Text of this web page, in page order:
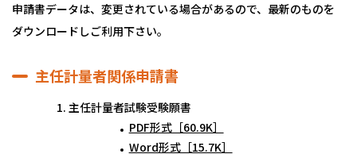
申請書データは、変更されている場合があるので、最新のものを
ダウンロードしご利用下さい。
主任計量者関係申請書
主任計量者試験受験願書
PDF形式［60.9K］
Word形式［15.7K］